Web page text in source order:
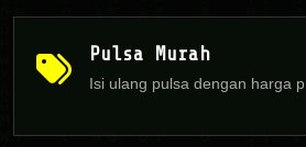
Pulsa Murah
Isi ulang pulsa dengan harga